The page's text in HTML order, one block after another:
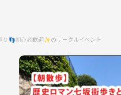
り👣初心者歓迎✨のサークルイベント